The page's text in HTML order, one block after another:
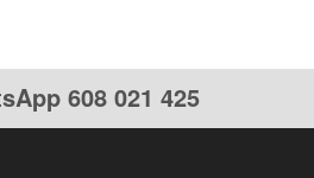
608 021 425